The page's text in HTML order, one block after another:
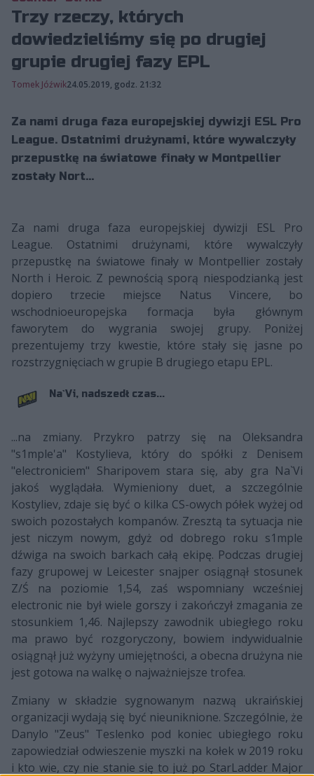
Trzy rzeczy, których
dowiedzieliśmy się po drugiej
grupie drugiej fazy EPL
Tomek Jóźwik24.05.2019, godz. 21:32
Za nami druga faza europejskiej dywizji ESL Pro
League. Ostatnimi drużynami, które wywalczyły
przepustkę na światowe finały w Montpellier
zostały Nort...
Za nami druga faza europejskiej dywizji ESL Pro
League. Ostatnimi drużynami, które wywalczyły
przepustkę na światowe finały w Montpellier zostały
North i Heroic. Z pewnością sporą niespodzianką jest
dopiero trzecie miejsce Natus Vincere, bo
wschodnioeuropejska formacja była głównym
faworytem do wygrania swojej grupy. Poniżej
prezentujemy trzy kwestie, które stały się jasne po
rozstrzygnięciach w grupie B drugiego etapu EPL.
Na`Vi, nadszedł czas...
...na zmiany. Przykro patrzy się na Oleksandra
"s1mple'a" Kostylieva, który do spółki z Denisem
"electroniciem" Sharipovem stara się, aby gra Na`Vi
jakoś wyglądała. Wymieniony duet, a szczególnie
Kostyliev, zdaje się być o kilka CS-owych półek wyżej od
swoich pozostałych kompanów. Zresztą ta sytuacja nie
jest niczym nowym, gdyż od dobrego roku s1mple
dźwiga na swoich barkach całą ekipę. Podczas drugiej
fazy grupowej w Leicester snajper osiągnął stosunek
Z/Ś na poziomie 1,54, zaś wspomniany wcześniej
electronic nie był wiele gorszy i zakończył zmagania ze
stosunkiem 1,46. Najlepszy zawodnik ubiegłego roku
ma prawo być rozgoryczony, bowiem indywidualnie
osiągnął już wyżyny umiejętności, a obecna drużyna nie
jest gotowa na walkę o najważniejsze trofea.
Zmiany w składzie sygnowanym nazwą ukraińskiej
organizacji wydają się być nieuniknione. Szczególnie, że
Danylo "Zeus" Teslenko pod koniec ubiegłego roku
zapowiedział odwieszenie myszki na kołek w 2019 roku
i kto wie, czy nie stanie się to już po StarLadder Major